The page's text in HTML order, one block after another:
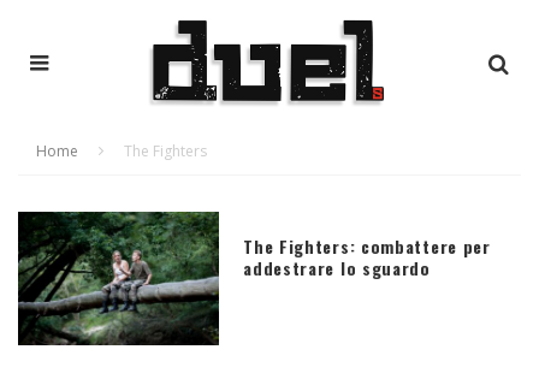
Home The Fighters
The Fighters: combattere per
addestrare lo sguardo